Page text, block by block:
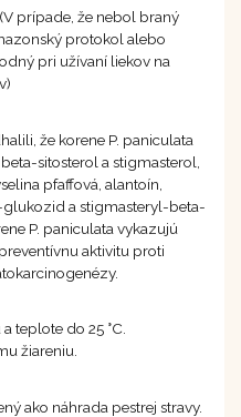
prípade, že nebol braný
protokol alebo
pri užívaní liekov na
že korene P. paniculata
sitosterol a stigmasterol,
pfaffová, alantoín,
a stigmasteryl-beta-
P. paniculata vykazujú
aktivitu proti
teplote do 25 °C.
žiareniu.
ako náhrada pestrej stravy.